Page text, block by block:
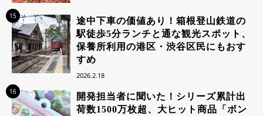
15
途中下車の価値あり！箱根登山鉄道の
駅徒歩5分ランチと通な観光スポット、
保養所利用の港区・渋谷区民にもおす
すめ
2026.2.18
16
開発担当者に聞いた！シリーズ累計出
荷数1500万枚超、大ヒット商品「ボン